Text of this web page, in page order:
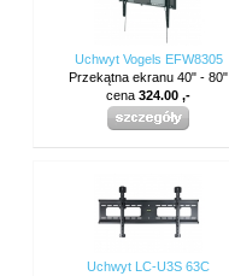
Uchwyt Vogels EFW8305
Przekątna ekranu 40" - 80"
cena 324.00 ,-
Uchwyt LC-U3S 63C